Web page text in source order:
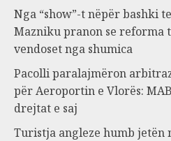
Nga “show”-t nëpër bashki
Mazniku pranon se reforma
vendoset nga shumica
Pacolli paralajmëron
për Aeroportin e Vlorës:
drejtat e saj
Turistja angleze humb jetën